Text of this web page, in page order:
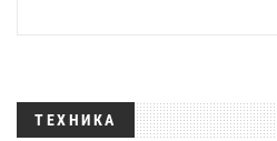
ТЕХНИКА